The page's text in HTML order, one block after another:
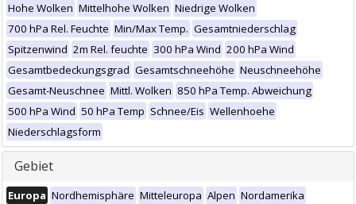
Hohe Wolken Mittelhohe Wolken Niedrige Wolken
700 hPa Rel. Feuchte Min/Max Temp. Gesamtniederschlag
Spitzenwind 2m Rel. feuchte 300 hPa Wind 200 hPa Wind
Gesamtbedeckungsgrad Gesamtschneehöhe Neuschneehöhe
Gesamt-Neuschnee Mittl. Wolken 850 hPa Temp. Abweichung
500 hPa Wind 50 hPa Temp Schnee/Eis Wellenhoehe
Niederschlagsform
Gebiet
Europa Nordhemisphäre Mitteleuropa Alpen Nordamerika